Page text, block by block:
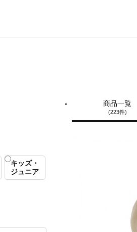
キッズ・
ジュニア
商品一覧
(223件)